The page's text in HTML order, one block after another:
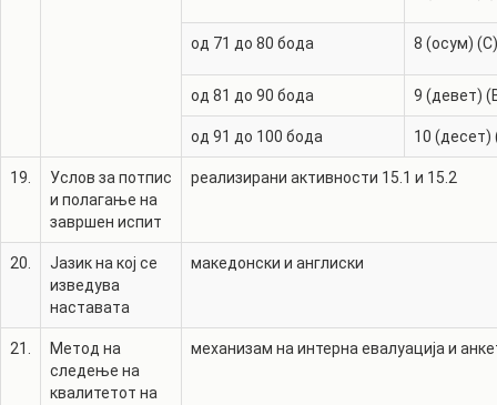
од 71 до 80 бода 8 (осум) (C)
од 81 до 90 бода 9 (девет)
од 91 до 100 бода 10 (десет)
19.
Услов за потпис
и полагање на
завршен испит
реализирани активности 15.1 и 15.2
20.
Јазик на кој се
изведува
наставата
македонски и англиски
21.
Метод на
следење на
квалитетот на
механизам на интерна евалуација и